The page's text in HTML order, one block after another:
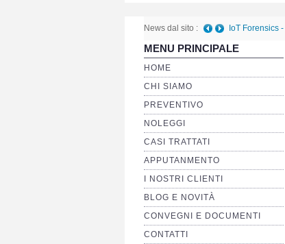
News dal sito : IoT Forensics -
MENU PRINCIPALE
HOME
CHI SIAMO
PREVENTIVO
NOLEGGI
CASI TRATTATI
APPUTANMENTO
I NOSTRI CLIENTI
BLOG E NOVITÀ
CONVEGNI E DOCUMENTI
CONTATTI